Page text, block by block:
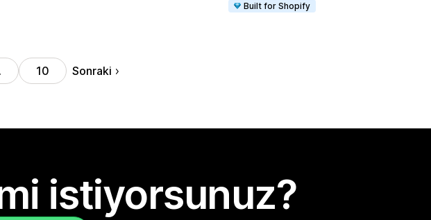
Built for Shopify
10 Sonraki
istiyorsunuz?